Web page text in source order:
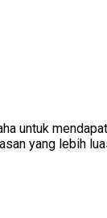
untuk
yang lebih